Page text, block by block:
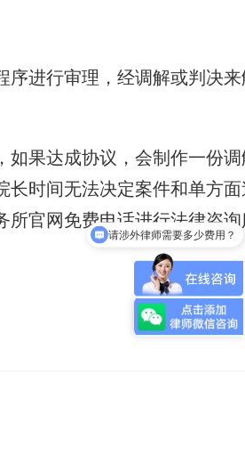
序进行审理，经调解或判决来
如果达成协议，会制作一份调
长时间无法决定案件和单方面
所官网免费电话进行法律咨询
请涉外律师需要多少费用？
我有问题想要咨询律师